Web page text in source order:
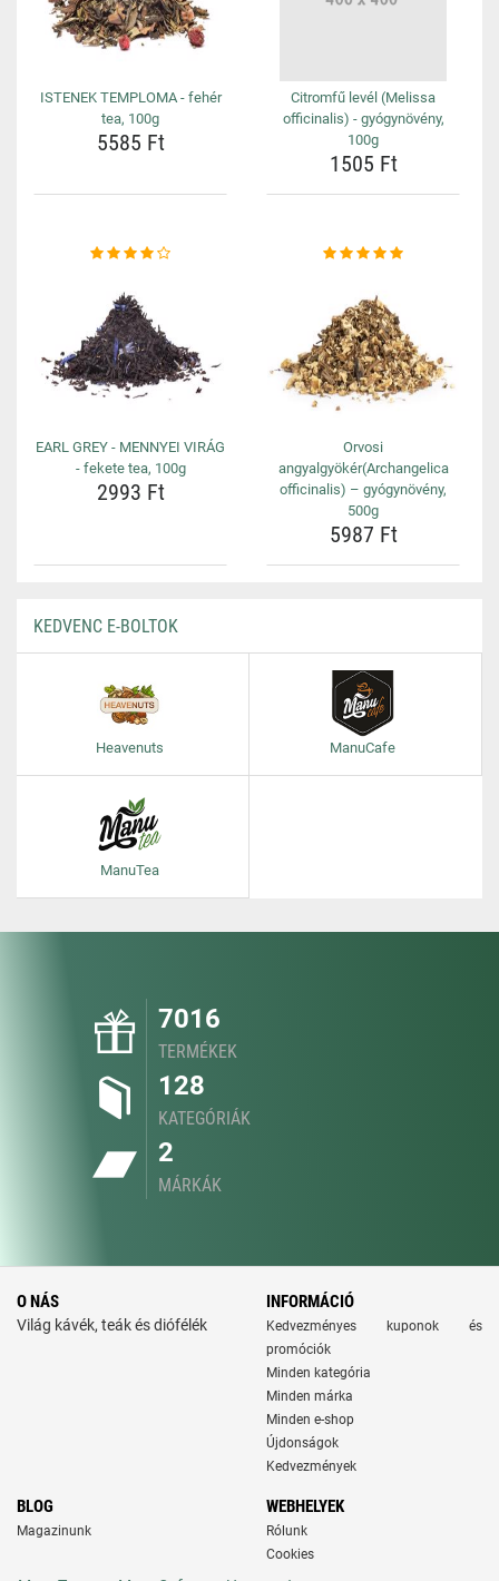
ISTENEK TEMPLOMA - fehér
tea, 100g
5585 Ft
Citromfű levél (Melissa
officinalis) - gyógynövény,
100g
1505 Ft
EARL GREY - MENNYEI VIRÁG
- fekete tea, 100g
2993 Ft
Orvosi
angyalgyökér(Archangelica
officinalis) – gyógynövény,
500g
5987 Ft
KEDVENC E-BOLTOK
Heavenuts ManuCafe
ManuTea
7016
TERMÉKEK
128
KATEGÓRIÁK
2
MÁRKÁK
O NÁS
Világ kávék, teák és diófélék
INFORMÁCIÓ
Kedvezményes kuponok és
promóciók
Minden kategória
Minden márka
Minden e-shop
Újdonságok
Kedvezmények
BLOG
Magazinunk
WEBHELYEK
Rólunk
Cookies